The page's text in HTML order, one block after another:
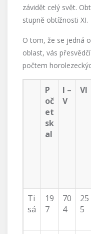
závidět celý svět.
stupně obtížnosti XI.
O tom, že se jedná
oblast, vás
počtem
P
oč
et
sk
al
I –
V
VI
Ti
sá
19
7
70
4
25
5